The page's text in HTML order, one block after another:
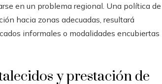
en un problema regional. Una política de
hacia zonas adecuadas, resultará
informales o modalidades encubiertas
y prestación de